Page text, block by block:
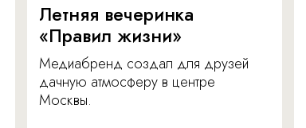
Летняя вечеринка
«Правил жизни»
Медиабренд создал для друзей
дачную атмосферу в центре
Москвы.